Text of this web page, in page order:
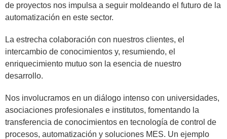
de proyectos nos impulsa a seguir moldeando el futuro de la
automatización en este sector.
La estrecha colaboración con nuestros clientes, el
intercambio de conocimientos y, resumiendo, el
enriquecimiento mutuo son la esencia de nuestro
desarrollo.
Nos involucramos en un diálogo intenso con universidades,
asociaciones profesionales e institutos, fomentando la
transferencia de conocimientos en tecnología de control de
procesos, automatización y soluciones MES. Un ejemplo